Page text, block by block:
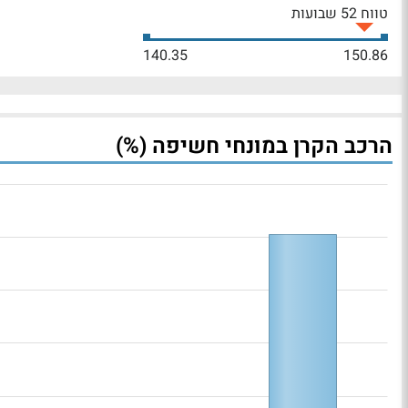
טווח 52 שבועות
150.86
140.35
הרכב הקרן במונחי חשיפה (%)